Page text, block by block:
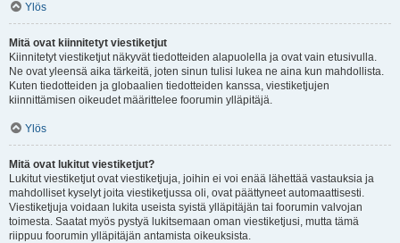
Ylös
Mitä ovat kiinnitetyt viestiketjut
Kiinnitetyt viestiketjut näkyvät tiedotteiden alapuolella ja ovat vain etusivulla.
Ne ovat yleensä aika tärkeitä, joten sinun tulisi lukea ne aina kun mahdollista.
Kuten tiedotteiden ja globaalien tiedotteiden kanssa, viestiketjujen
kiinnittämisen oikeudet määrittelee foorumin ylläpitäjä.
Ylös
Mitä ovat lukitut viestiketjut?
Lukitut viestiketjut ovat viestiketjuja, joihin ei voi enää lähettää vastauksia ja
mahdolliset kyselyt joita viestiketjussa oli, ovat päättyneet automaattisesti.
Viestiketjuja voidaan lukita useista syistä ylläpitäjän tai foorumin valvojan
toimesta. Saatat myös pystyä lukitsemaan oman viestiketjusi, mutta tämä
riippuu foorumin ylläpitäjän antamista oikeuksista.